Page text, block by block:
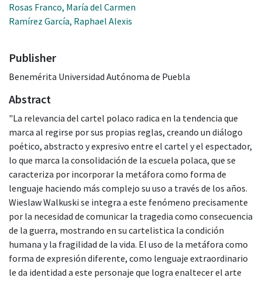
Rosas Franco, María del Carmen
Ramírez García, Raphael Alexis
Publisher
Benemérita Universidad Autónoma de Puebla
Abstract
"La relevancia del cartel polaco radica en la tendencia que
marca al regirse por sus propias reglas, creando un diálogo
poético, abstracto y expresivo entre el cartel y el espectador,
lo que marca la consolidación de la escuela polaca, que se
caracteriza por incorporar la metáfora como forma de
lenguaje haciendo más complejo su uso a través de los años.
Wieslaw Walkuski se integra a este fenómeno precisamente
por la necesidad de comunicar la tragedia como consecuencia
de la guerra, mostrando en su cartelistica la condición
humana y la fragilidad de la vida. El uso de la metáfora como
forma de expresión diferente, como lenguaje extraordinario
le da identidad a este personaje que logra enaltecer el arte